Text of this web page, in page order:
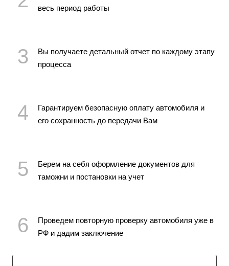
весь период работы
Вы получаете детальный отчет по каждому этапу
процесса
Гарантируем безопасную оплату автомобиля и
его сохранность до передачи Вам
Берем на себя оформление документов для
таможни и постановки на учет
Проведем повторную проверку автомобиля уже в
РФ и дадим заключение